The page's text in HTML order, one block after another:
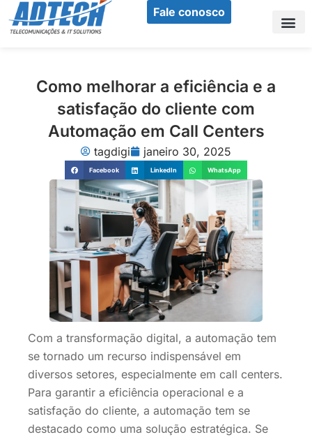
para
Fale conosco
Como melhorar a eficiência e a
satisfação do cliente com
Automação em Call Centers
tagdigi janeiro 30, 2025
Facebook LinkedIn WhatsApp
Com a transformação digital, a automação tem
se tornado um recurso indispensável em
diversos setores, especialmente em call centers.
Para garantir a eficiência operacional e a
satisfação do cliente, a automação tem se
destacado como uma solução estratégica. Se